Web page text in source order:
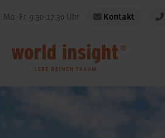
Mo.-Fr. 9:30-17:30 Uhr Kontakt